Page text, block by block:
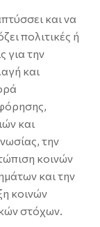
και να
πολιτικές ή
για την
και
και
την
κοινών
και την
κοινών
στόχων.